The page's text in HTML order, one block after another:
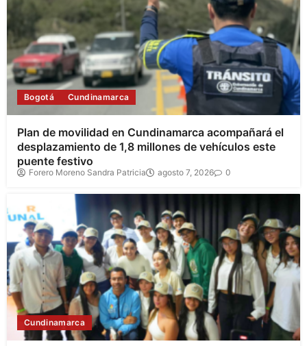
Bogotá Cundinamarca
Plan de movilidad en Cundinamarca acompañará el
desplazamiento de 1,8 millones de vehículos este
puente festivo
Forero Moreno Sandra Patricia agosto 7, 2026 0
Cundinamarca